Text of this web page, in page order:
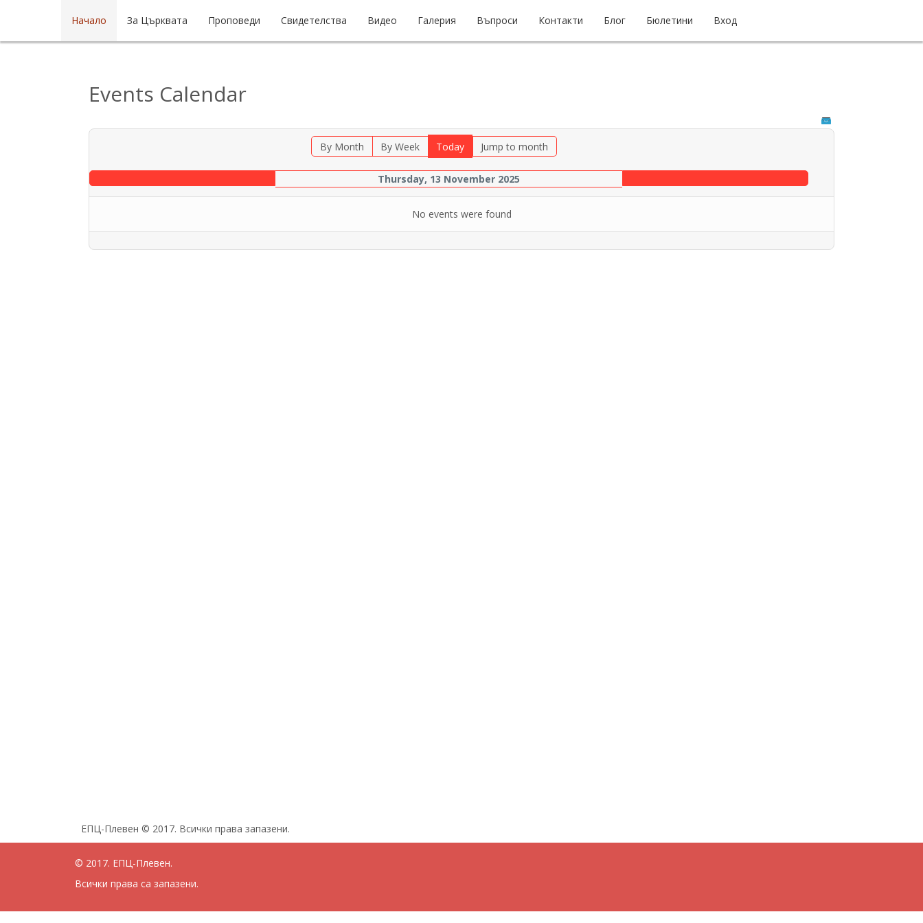
Начало За Църквата Проповеди Свидетелства Видео Галерия Въпроси Контакти Блог Бюлетини Вход
Events Calendar
By Month By Week Today Jump to month
Thursday, 13 November 2025
No events were found
ЕПЦ-Плевен © 2017. Всички права запазени.
© 2017. ЕПЦ-Плевен.
Всички права са запазени.